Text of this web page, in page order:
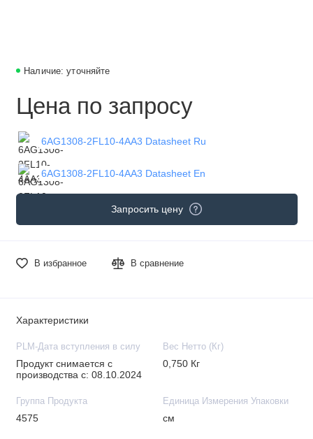
Наличие: уточняйте
Цена по запросу
6AG1308-2FL10-4AA3 Datasheet Ru
6AG1308-2FL10-4AA3 Datasheet En
Запросить цену
В избранное В сравнение
Характеристики
PLM-Дата вступления в силу
Продукт снимается с
производства с: 08.10.2024
Вес Нетто (Кг)
0,750 Кг
Группа Продукта
4575
Единица Измерения Упаковки
см